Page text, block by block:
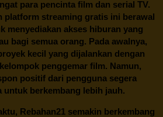
para pencinta film dan serial TV.
platform streaming gratis ini berawal
menyediakan akses hiburan yang
bagi semua orang. Pada awalnya,
kecil yang dijalankan dengan
penggemar film. Namun,
positif dari pengguna segera
untuk berkembang lebih jauh.
Rebahan21 semakin berkembang